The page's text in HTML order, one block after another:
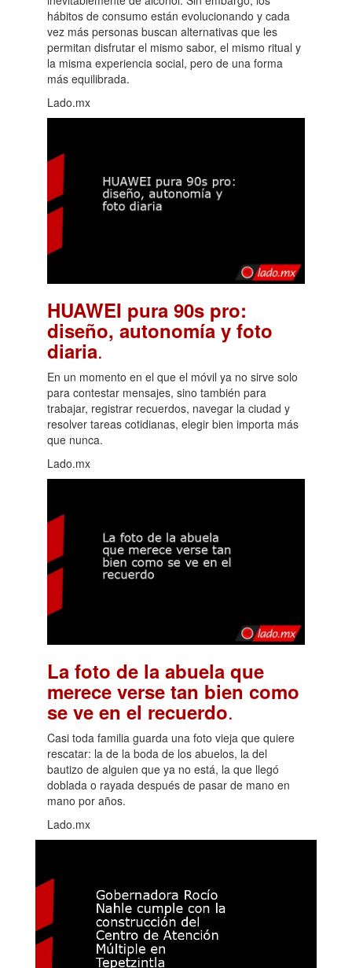
hábitos de consumo están evolucionando y cada
vez más personas buscan alternativas que les
permitan disfrutar el mismo sabor, el mismo ritual y
la misma experiencia social, pero de una forma
más equilibrada.
Lado.mx
HUAWEI pura 90s pro:
diseño, autonomía y foto
diaria.
En un momento en el que el móvil ya no sirve solo
para contestar mensajes, sino también para
trabajar, registrar recuerdos, navegar la ciudad y
resolver tareas cotidianas, elegir bien importa más
que nunca.
Lado.mx
La foto de la abuela que
merece verse tan bien como
se ve en el recuerdo.
Casi toda familia guarda una foto vieja que quiere
rescatar: la de la boda de los abuelos, la del
bautizo de alguien que ya no está, la que llegó
doblada o rayada después de pasar de mano en
mano por años.
Lado.mx